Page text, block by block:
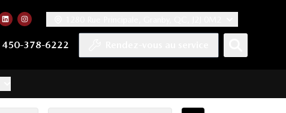
450-378-6222
facebook
compte Twitter
notre chaîne YouTube
vers notre compte Tiktok
Lien vers notre compte LinkedIn
Lien vers notre compte Instagram